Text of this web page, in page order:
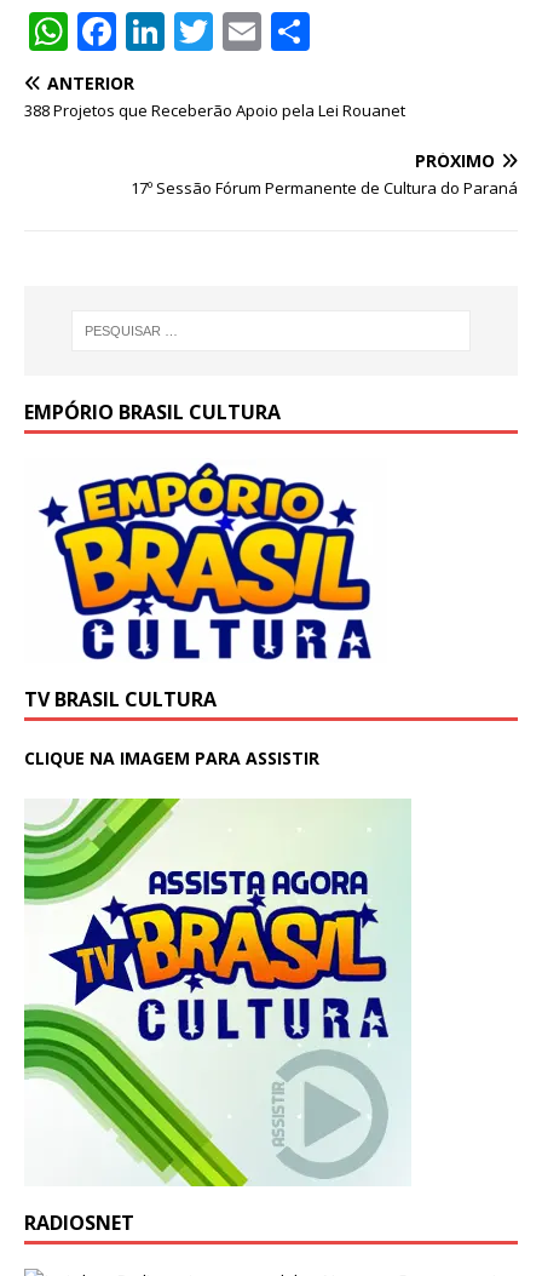
W
h
at
F
a
c
b
Li
k
dI
T
it
r
E
ai ar
ANTERIOR
388 Projetos que Receberão Apoio pela Lei Rouanet
PRÓXIMO
17º Sessão Fórum Permanente de Cultura do Paraná
EMPÓRIO BRASIL CULTURA
TV BRASIL CULTURA
CLIQUE NA IMAGEM PARA ASSISTIR
RADIOSNET